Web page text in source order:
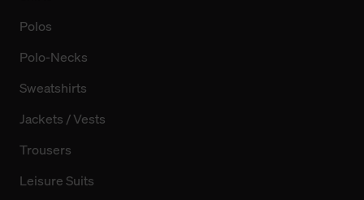
Polos
Polo-Necks
Sweatshirts
Jackets / Vests
Trousers
Leisure Suits